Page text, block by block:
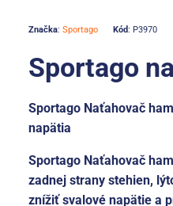
Značka: Sportago Kód: P3970
Sportago
Sportago Naťahovač
napätia
Sportago Naťahovač
zadnej strany stehien,
znížiť svalové napätie a